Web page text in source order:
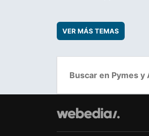
VER MÁS TEMAS